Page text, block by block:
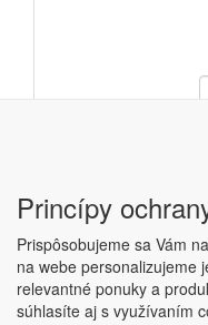
Copyright © ABRA
|Nastavenie súkromia
Princípy
Prispôsobujeme sa Vám
na webe personalizujeme
relevantné ponuky a
súhlasíte aj s využívaním